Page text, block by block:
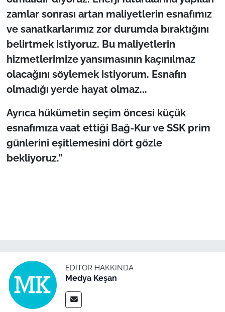
zamlar sonrası artan maliyetlerin esnafımız
ve sanatkarlarımız zor durumda bıraktığını
belirtmek istiyoruz. Bu maliyetlerin
hizmetlerimize yansımasının kaçınılmaz
olacağını söylemek istiyorum. Esnafın
olmadığı yerde hayat olmaz...
Ayrıca hükümetin seçim öncesi küçük
esnafımıza vaat ettiği Bağ-Kur ve SSK prim
günlerini eşitlemesini dört gözle
bekliyoruz.”
EDITÖR HAKKINDA
Medya Keşan
Flaş Haber
Dış Haberler
Magazin
İş Dünyası
Bilim Teknoloji
English News